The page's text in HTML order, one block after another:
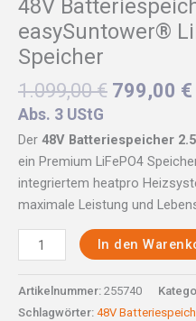
48V
easySuntower®
Speicher
1.099,00€ 799,00 €
Abs. 3 UStG
Der 48V Batteriespeicher
ein Premium LiFePO4
integriertem heatpro
maximale Leistung und
In den
Artikelnummer: 255740
Schlagwörter: 48V